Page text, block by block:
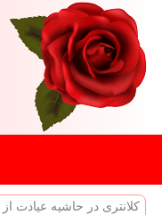
كلانتری در حاشیه عیادت